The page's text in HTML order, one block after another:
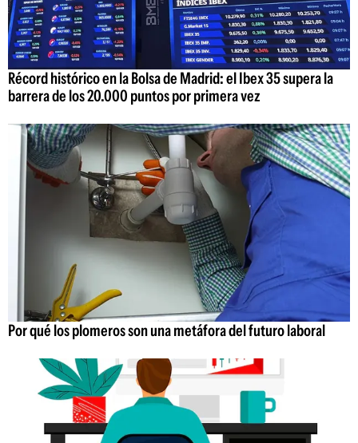
Récord histórico en la Bolsa de Madrid: el Ibex 35 supera la
barrera de los 20.000 puntos por primera vez
Por qué los plomeros son una metáfora del futuro laboral